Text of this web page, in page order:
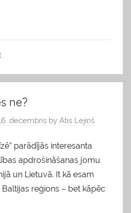
ne?
decembris by Atis Lejiņš
parādījās interesanta
apdrošināšanas jomu
un Lietuvā. It kā esam
reģions – bet kāpēc